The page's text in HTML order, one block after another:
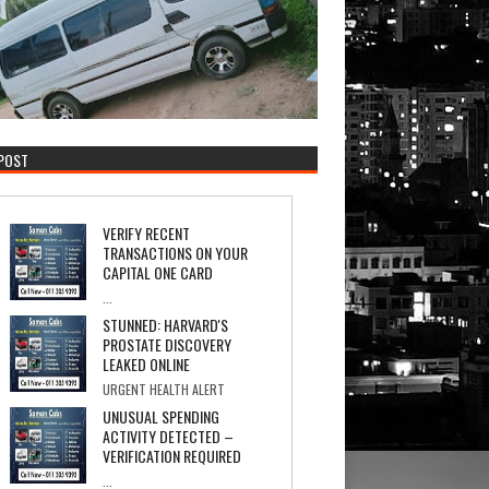
VERIFY RECENT
TRANSACTIONS ON YOUR
CAPITAL ONE CARD
STUNNED: HARVARD'S
PROSTATE DISCOVERY
LEAKED ONLINE
URGENT HEALTH ALERT
PROSTATE COVER-UP Internal Documents Re...
UNUSUAL SPENDING
ACTIVITY DETECTED –
VERIFICATION REQUIRED